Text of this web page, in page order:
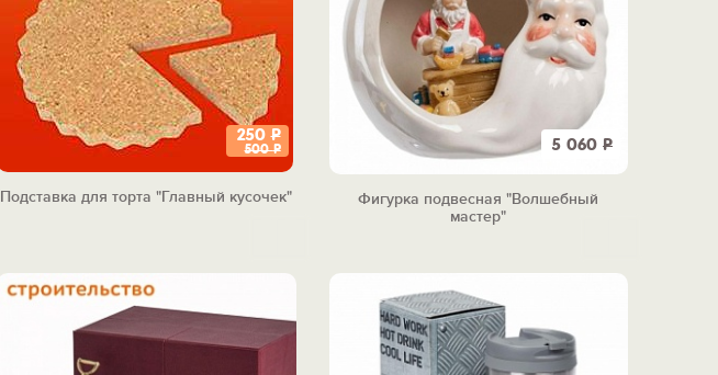
250Р
500Р
Подставка для торта "Главный кусочек"
5 060 Р
Фигурка подвесная "Волшебный
мастер"